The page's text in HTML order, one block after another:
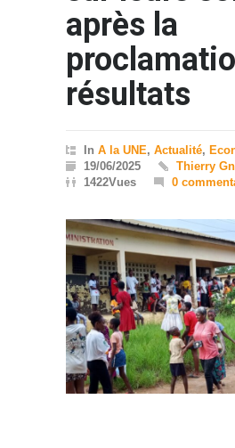
après la
résultats
In A la UNE, Actualité,
19/06/2025
Thierry
1422Vues
0